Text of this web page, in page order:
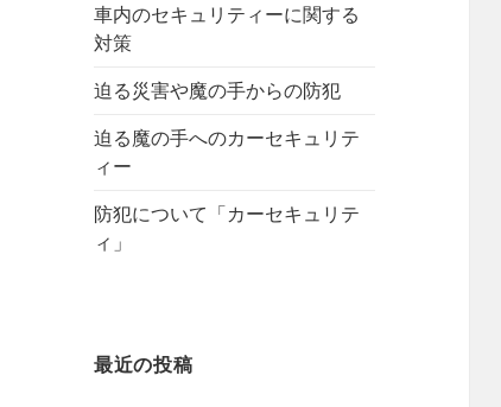
車内のセキュリティーに関する
対策
迫る災害や魔の手からの防犯
迫る魔の手へのカーセキュリテ
ィー
防犯について「カーセキュリテ
ィ」
最近の投稿